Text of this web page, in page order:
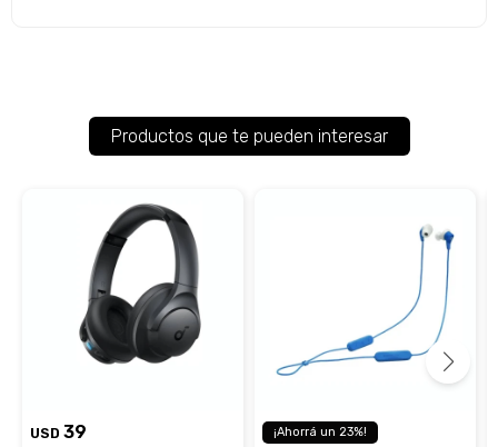
Productos que te pueden interesar
USD 39 23